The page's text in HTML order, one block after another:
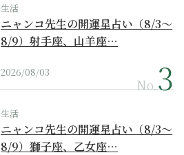
生活
ニャンコ先生の開運星占い（8/3～
8/9）射手座、山羊座…
2026/08/03
No.
生活
ニャンコ先生の開運星占い（8/3～
8/9）獅子座、乙女座…